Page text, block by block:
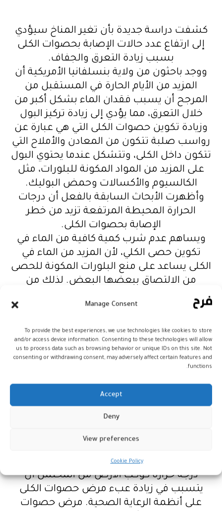
Manage Consent
To provide the best experiences, we use technologies like cookies to store
and/or access device information. Consenting to these technologies will allow
us to process data such as browsing behavior or unique IDs on this site. Not
consenting or withdrawing consent, may adversely affect certain features and
functions.
Accept
Deny
View preferences
Cookie Policy
كشفت دراسة جديدة بأن تغير المناخ سيؤدي
إلى ارتفاع عدد حالات الإصابة بحصوات الكلى
بسبب زيادة التعرق والجفاف.
ووجد باحثون من ولاية بنسلفانيا الأمريكية أن
المزيد من الأيام الحارة في المستقبل من
المرجح أن يسبب فقدان الماء بشكل أكبر من
خلال التعرق، مما يؤدي إلى زيادة تركيز البول
وزيادة تكوين حصوات الكلى التي هي عبارة عن
رواسب صلبة تتكون من المعادن والأملاح التي
تتكون داخل الكلى، وتتشكل عندما يحتوي البول
على المزيد من المواد المكونة للبلورات، مثل
الكالسيوم والأكسالات وحمض البوليك.
وأظهرت الأبحاث السابقة بالفعل أن درجات
الحرارة المحيطة المرتفعة تزيد من خطر
الإصابة بحصوات الكلى.
ويساهم عدم شرب كمية كافية من الماء في
تكوين حصى الكلي، لأن المزيد من الماء في
الكلى يساعد على منع البلورات المكونة للحصى
من الالتصاق ببعضها البعض. لذلك من
الجفاف، مما يؤدي بدوره إلى الحالة المؤلمة التي
و تم إجراء الدراسة الجديدة من قبل باحثين في
مستشفى الأطفال في فيلادلفيا في ولاية
بنسلفانيا، بقيادة طبيب المسالك البولية
“من المستحيل التنبؤ على وجه اليقين بكيفية
إبطاء السياسات المستقبلية أو تسريعها من
انبعاثات غازات الاحتباس الحراري وتغير المناخ
البشري المنشأ، ومعرفة بالضبط ما ستكون
وأضاف تاسيان ” تشير تحاليلنا إلى أن ارتفاع
درجة حرارة كوكب الأرض من المحتمل أن
يتسبب في زيادة عبء مرض حصوات الكلى
على أنظمة الرعاية الصحية. مرض حصوات